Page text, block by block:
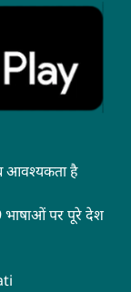
आवश्यकता है
भाषाओं पर पूरे देश